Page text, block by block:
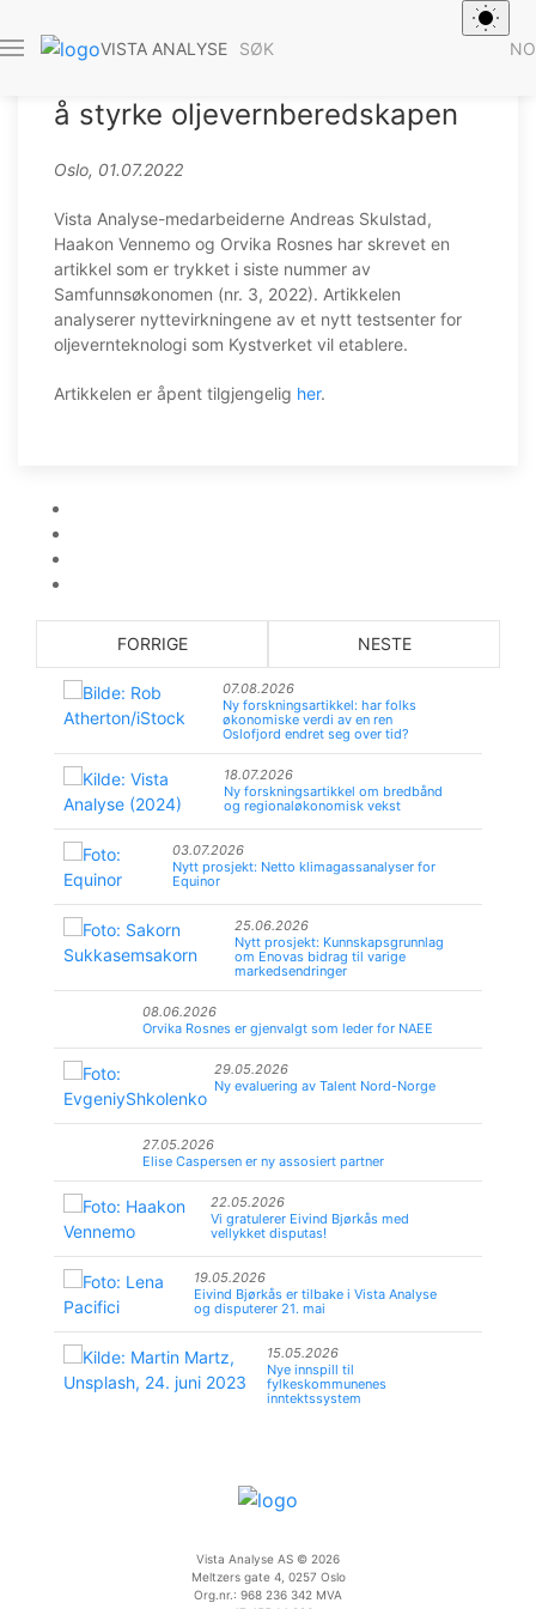
VISTA ANALYSE SØK NO
å styrke oljevernberedskapen
Oslo, 01.07.2022
Vista Analyse-medarbeiderne Andreas Skulstad,
Haakon Vennemo og Orvika Rosnes har skrevet en
artikkel som er trykket i siste nummer av
Samfunnsøkonomen (nr. 3, 2022). Artikkelen
analyserer nyttevirkningene av et nytt testsenter for
oljevernteknologi som Kystverket vil etablere.
Artikkelen er åpent tilgjengelig her.
FORRIGE NESTE
07.08.2026
Ny forskningsartikkel: har folks
økonomiske verdi av en ren
Oslofjord endret seg over tid?
18.07.2026
Ny forskningsartikkel om bredbånd
og regionaløkonomisk vekst
03.07.2026
Nytt prosjekt: Netto klimagassanalyser for
Equinor
25.06.2026
Nytt prosjekt: Kunnskapsgrunnlag
om Enovas bidrag til varige
markedsendringer
08.06.2026
Orvika Rosnes er gjenvalgt som leder for NAEE
29.05.2026
Ny evaluering av Talent Nord-Norge
27.05.2026
Elise Caspersen er ny assosiert partner
22.05.2026
Vi gratulerer Eivind Bjørkås med
vellykket disputas!
19.05.2026
Eivind Bjørkås er tilbake i Vista Analyse
og disputerer 21. mai
15.05.2026
Nye innspill til
fylkeskommunenes
inntektssystem
Vista Analyse AS © 2026
Meltzers gate 4, 0257 Oslo
Org.nr.: 968 236 342 MVA